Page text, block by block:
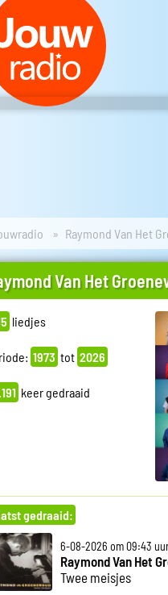
Raymond Van Het
Van Het
liedjes
1973 tot 2026
keer gedraaid
gedraaid:
6-08-2026 om 09:43
Raymond Van Het
Twee meisjes